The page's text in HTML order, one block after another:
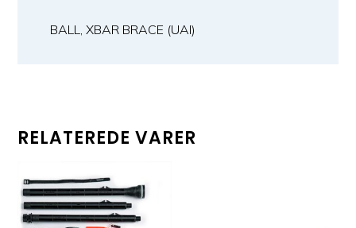
BALL, XBAR BRACE (UAI)
RELATEREDE VARER